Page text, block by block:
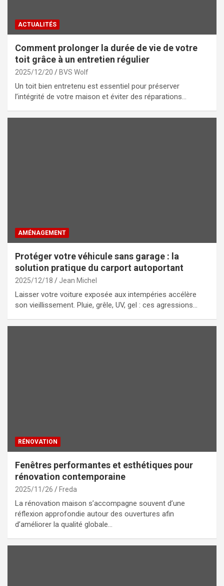
ACTUALITÉS
Comment prolonger la durée de vie de votre
toit grâce à un entretien régulier
2025/12/20 BVS Wolf
Un toit bien entretenu est essentiel pour préserver
l’intégrité de votre maison et éviter des réparations…
AMÉNAGEMENT
Protéger votre véhicule sans garage : la
solution pratique du carport autoportant
2025/12/18 Jean Michel
Laisser votre voiture exposée aux intempéries accélère
son vieillissement. Pluie, grêle, UV, gel : ces agressions…
RÉNOVATION
Fenêtres performantes et esthétiques pour
rénovation contemporaine
2025/11/26 Freda
La rénovation maison s’accompagne souvent d’une
réflexion approfondie autour des ouvertures afin
d’améliorer la qualité globale…